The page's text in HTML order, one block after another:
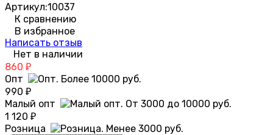
Артикул:10037
К сравнению
В избранное
Написать отзыв
Нет в наличии
860 ₽
Опт
990 ₽
Малый опт
1 120 ₽
Розница